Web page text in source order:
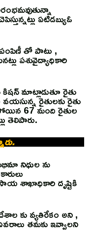
ఏటిడబ్యుఓ
పంపిణీ తో పాటు ,
పశువైద్యాధికారి
మాట్లాడుతూ రైతు
రైతులకు రైతు
67 మంది రైతుల
తెలిపారు.
నిధుల ను
శాఖాధికారి దృష్టికి
కు వ్యతిరేకం అని ,
తమకు ఇవ్వాలని